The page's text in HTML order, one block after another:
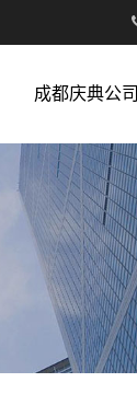
成都庆典公司